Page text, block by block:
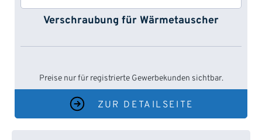
Verschraubung für Wärmetauscher
Preise nur für registrierte Gewerbekunden sichtbar.
ZUR DETAILSEITE